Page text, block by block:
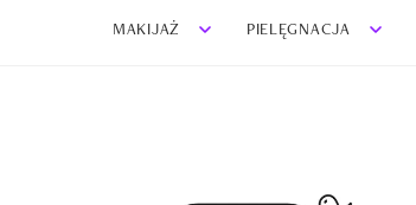
MAKIJAŻ PIELĘGNACJA